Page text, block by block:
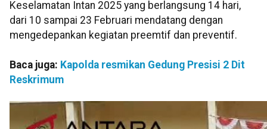
Keselamatan Intan 2025 yang berlangsung 14 hari,
dari 10 sampai 23 Februari mendatang dengan
mengedepankan kegiatan preemtif dan preventif.
Baca juga: Kapolda resmikan Gedung Presisi 2 Dit
Reskrimum